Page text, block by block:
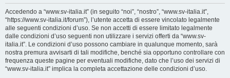
Accedendo a “www.sv-italia.it” (in seguito “noi”, “nostro”, “www.sv-italia.it”,
“https://www.sv-italia.it/forum”), l’utente accetta di essere vincolato legalmente
alle seguenti condizioni d’uso. Se non accetti di essere limitato legalmente
dalle condizioni d’uso seguenti non utilizzare i servizi offerti da “www.sv-
italia.it”. Le condizioni d’uso possono cambiare in qualunque momento, sarà
nostra premura avvisarti di tali modifiche, benché sia opportuno controllare con
frequenza queste pagine per eventuali modifiche, dato che l’uso dei servizi di
“www.sv-italia.it” implica la completa accettazione delle condizioni d’uso.